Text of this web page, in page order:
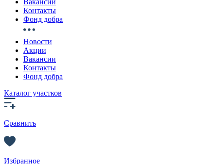
Вакансии
Контакты
Фонд добра
Новости
Акции
Вакансии
Контакты
Фонд добра
Каталог участков
Сравнить
Избранное